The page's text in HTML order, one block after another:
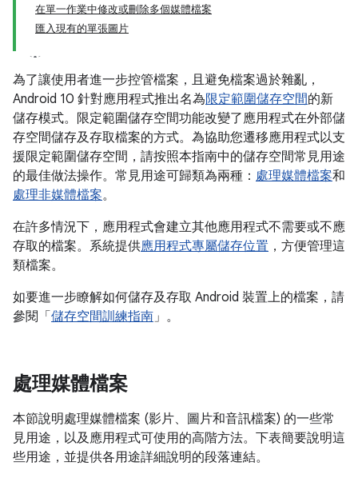
在單一作業中修改或刪除多個媒體檔案
匯入現有的單張圖片
為了讓使用者進一步控管檔案，且避免檔案過於雜亂，
Android 10 針對應用程式推出名為限定範圍儲存空間的新
儲存模式。限定範圍儲存空間功能改變了應用程式在外部儲
存空間儲存及存取檔案的方式。為協助您遷移應用程式以支
援限定範圍儲存空間，請按照本指南中的儲存空間常見用途
的最佳做法操作。常見用途可歸類為兩種： 處理媒體檔案和
處理非媒體檔案。
在許多情況下，應用程式會建立其他應用程式不需要或不應
存取的檔案。系統提供應用程式專屬儲存位置 ，方便管理這
類檔案。
如要進一步瞭解如何儲存及存取 Android 裝置上的檔案，請
參閱「 儲存空間訓練指南」。
處理媒體檔案
本節說明處理媒體檔案 (影片、圖片和音訊檔案) 的一些常
見用途，以及應用程式可使用的高階方法。下表簡要說明這
些用途，並提供各用途詳細說明的段落連結。